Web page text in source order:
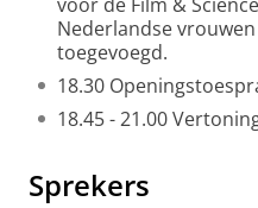
Nederlandse
toegevoegd.
18.30
18.45 - 21.00
Sprekers